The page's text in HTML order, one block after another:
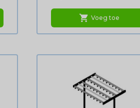
shopping_cart Voeg toe